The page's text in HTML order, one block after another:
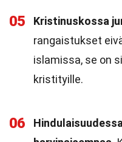
05 Kristinuskossa
rangaistukset
islamissa, se on
kristityille.
06